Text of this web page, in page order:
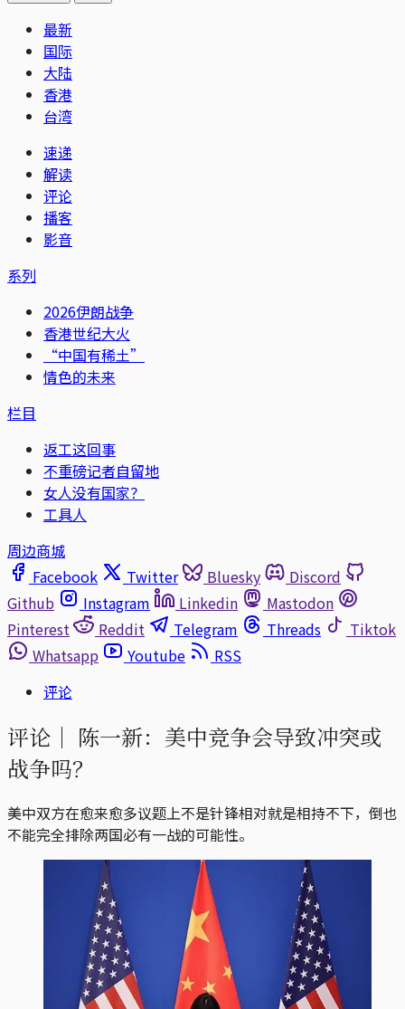
最新
国际
大陆
香港
台湾
速递
解读
评论
播客
影音
系列
2026伊朗战争
香港世纪大火
“中国有稀土”
情色的未来
栏目
返工这回事
不重磅记者自留地
女人没有国家？
工具人
周边商城
Facebook
Twitter Bluesky
Discord
Github
Instagram Linkedin
Mastodon
Pinterest
Reddit Telegram Threads
Tiktok
Whatsapp
Youtube
RSS
评论
评论｜ 陈一新：美中竞争会导致冲突或
战争吗？
美中双方在愈来愈多议题上不是针锋相对就是相持不下，倒也
不能完全排除两国必有一战的可能性。